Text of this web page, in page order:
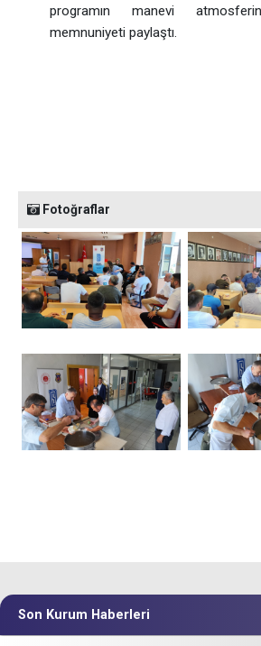
programın manevi
memnuniyeti paylaştı.
Fotoğraflar
Son Kurum Haberleri